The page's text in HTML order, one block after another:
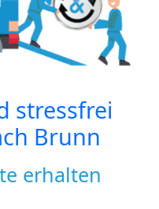
stressfrei
Brunn
erhalten